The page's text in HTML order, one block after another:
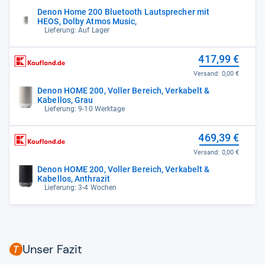
Denon Home 200 Bluetooth Lautsprecher mit
HEOS, Dolby Atmos Music,
Lieferung: Auf Lager
Denon HOME 200, Voller Bereich, Verkabelt &
Kabellos, Grau
Lieferung: 9-10 Werktage
417,99 €
Versand: 0,00 €
Denon HOME 200, Voller Bereich, Verkabelt &
Kabellos, Anthrazit
Lieferung: 3-4 Wochen
469,39 €
Versand: 0,00 €
Unser Fazit